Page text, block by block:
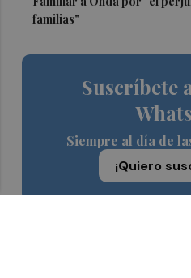
familias"
Suscríbete
Siempre al día de
¡Quiero